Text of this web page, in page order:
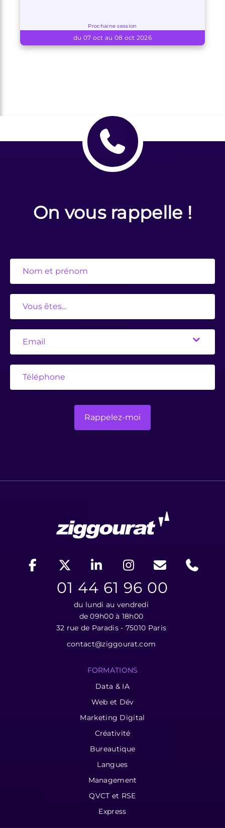
Prochaine session
du 07 oct au 08 oct 2026
On vous rappelle !
01 44 61 96 00
du lundi au vendredi
de 09h00 à 18h00
32 rue de Paradis - 75010 Paris
contact@ziggourat.com
FORMATIONS
Data & IA
Web et Dév
Marketing Digital
Créativité
Bureautique
Langues
Management
QVCT et RSE
Express